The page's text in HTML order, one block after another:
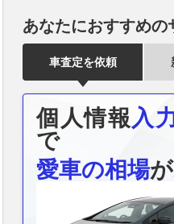
あなたにおすすめの
車査定を依頼
個人情報 入
で
愛車の相場